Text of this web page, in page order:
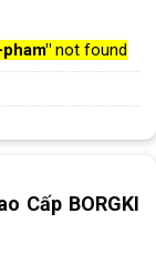
not found
Cấp BORGKI